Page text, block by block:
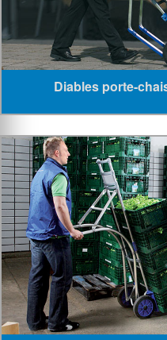
Diables porte-